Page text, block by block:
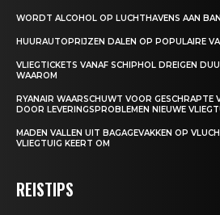
WORDT ALCOHOL OP LUCHTHAVENS AAN
HUURAUTOPRIJZEN DALEN OP POPULAIRE
VLIEGTICKETS VANAF SCHIPHOL DREIGEN
WAAROM
RYANAIR WAARSCHUWT VOOR GESCHRAPTE
DOOR LEVERINGSPROBLEMEN NIEUWE
MADEN VALLEN UIT BAGAGEVAKKEN OP
VLIEGTUIG KEERT OM
REISTIPS